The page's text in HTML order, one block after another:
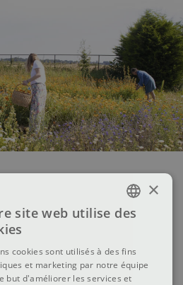
FRENCH
ENGLISH
×
site web utilise des
cookies sont utilisés à des fins
et marketing par notre équipe
but d'améliorer les services et